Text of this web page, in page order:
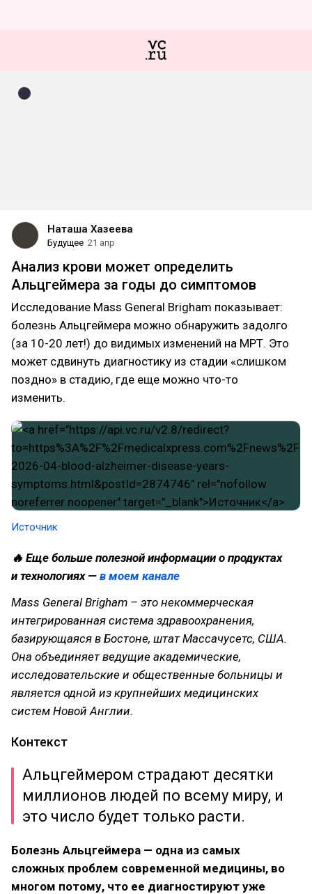
Наташа Хазеева
Будущее 21 апр
Анализ крови может определить
Альцгеймера за годы до симптомов
Исследование Mass General Brigham показывает:
болезнь Альцгеймера можно обнаружить задолго
(за 10-20 лет!) до видимых изменений на МРТ. Это
может сдвинуть диагностику из стадии «слишком
поздно» в стадию, где еще можно что-то
изменить.
Источник
🔥 Еще больше полезной информации о продуктах
и технологиях — в моем канале
Mass General Brigham – это некоммерческая
интегрированная система здравоохранения,
базирующаяся в Бостоне, штат Массачусетс, США.
Она объединяет ведущие академические,
исследовательские и общественные больницы и
является одной из крупнейших медицинских
систем Новой Англии.
Контекст
Альцгеймером страдают десятки
миллионов людей по всему миру, и
это число будет только расти.
Болезнь Альцгеймера — одна из самых
сложных проблем современной медицины, во
многом потому, что ее диагностируют уже